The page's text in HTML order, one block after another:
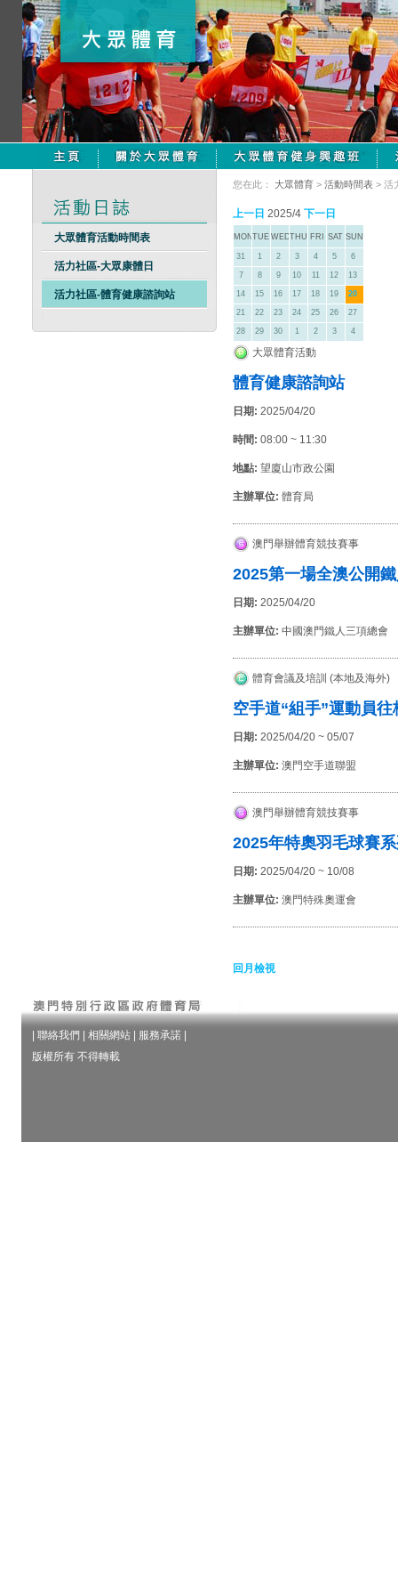
大眾體育活動時間表
活力社區-大眾康體日
活力社區-體育健康諮詢站
您在此： 大眾體育 > 活動時間表 > 活
上一日 2025/4 下一日
MONTUE WEDTHU FRI SAT SUN
31 1 2 3 4 5 6
7 8 9 10 11 12 13
14 15 16 17 18 19 20
21 22 23 24 25 26 27
28 29 30 1 2 3 4
大眾體育活動
體育健康諮詢站
日期: 2025/04/20
時間: 08:00 ~ 11:30
地點: 望廈山市政公園
主辦單位: 體育局
澳門舉辦體育競技賽事
2025第一場全澳公開
日期: 2025/04/20
主辦單位: 中國澳門鐵人三項總會
體育會議及培訓 (本地及海外)
空手道“組手”運動員
日期: 2025/04/20 ~ 05/07
主辦單位: 澳門空手道聯盟
澳門舉辦體育競技賽事
2025年特奧羽毛球賽
日期: 2025/04/20 ~ 10/08
主辦單位: 澳門特殊奧運會
回月檢視
聯絡我們 相關網站 服務承諾
版權所有 不得轉載